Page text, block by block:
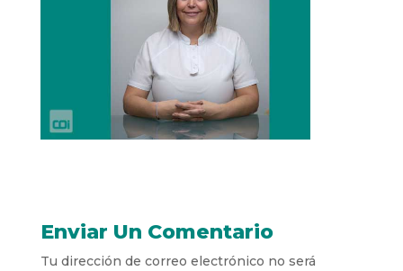
Enviar Un Comentario
Tu dirección de correo electrónico no será